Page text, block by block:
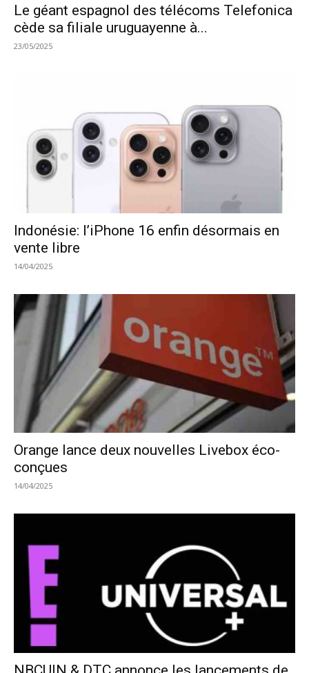
Le géant espagnol des télécoms Telefonica
cède sa filiale uruguayenne à...
23/05/2025
Indonésie: l’iPhone 16 enfin désormais en
vente libre
14/04/2025
Orange lance deux nouvelles Livebox éco-
conçues
14/04/2025